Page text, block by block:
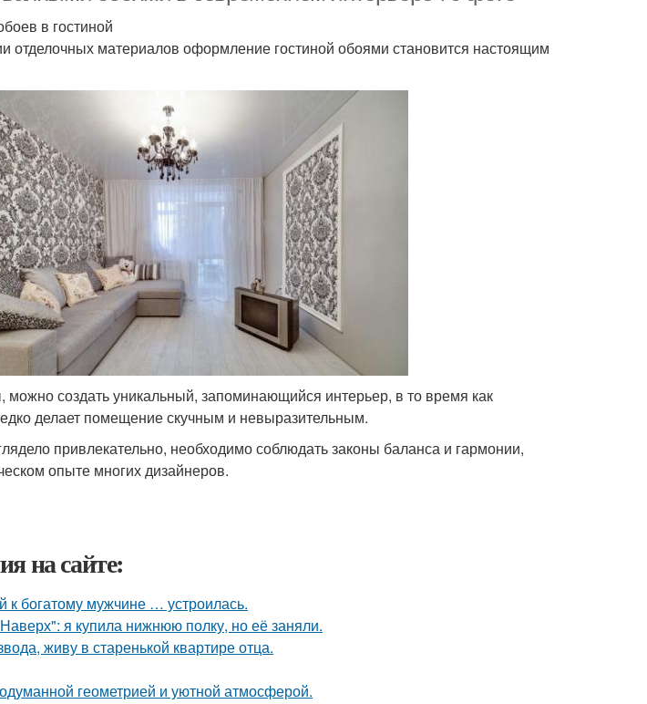
в гостиной
отделочных материалов оформление гостиной обоями становится настоящим
можно создать уникальный, запоминающийся интерьер, в то время как
делает помещение скучным и невыразительным.
привлекательно, необходимо соблюдать законы баланса и гармонии,
опыте многих дизайнеров.
на сайте:
к богатому мужчине … устроилась.
я купила нижнюю полку, но её заняли.
живу в старенькой квартире отца.
геометрией и уютной атмосферой.